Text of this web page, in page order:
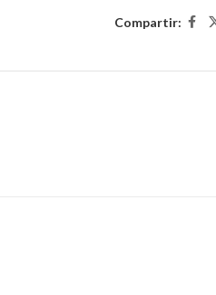
Compartir: